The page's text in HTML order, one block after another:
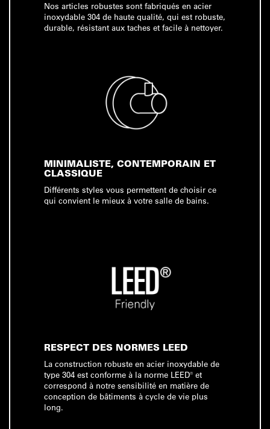
Nos articles robustes sont fabriqués en acier
inoxydable 304 de haute qualité, qui est robuste,
durable, résistant aux taches et facile à nettoyer.
MINIMALISTE, CONTEMPORAIN ET
CLASSIQUE
Différents styles vous permettent de choisir ce
qui convient le mieux à votre salle de bains.
RESPECT DES NORMES LEED
La construction robuste en acier inoxydable de
type 304 est conforme à la norme LEED® et
correspond à notre sensibilité en matière de
conception de bâtiments à cycle de vie plus
long.